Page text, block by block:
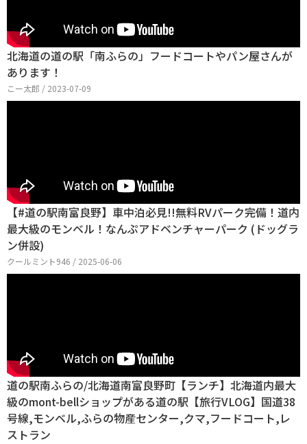
北海道の道の駅「南ふらの」フードコートやパン屋さんが
あります！
こー太郎 / 2023-07-09
【#道の駅南富良野】車中泊必見!!無料RVパーク完備！道内
最大級のモンベル！なんぷアドベンチャーパーク (ドッグラ
ン併設)
クールミント946 / 2025-06-06
道の駅南ふらの/北海道南富良野町【ランチ】北海道内最大
級のmont-bellショップがある道の駅【旅行VLOG】国道38
号線,モンベル,ふらの物産センター,クマ,フードコート,レ
ストラン